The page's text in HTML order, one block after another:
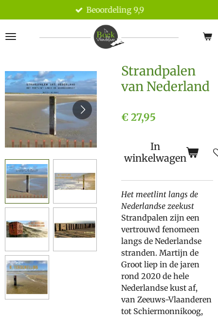
direct
naar
Beoordeling 9,9
Strandpalen
van Nederland
€ 27,95
In
winkelwagen
Het meetlint langs de
Nederlandse zeekust
Strandpalen zijn een
vertrouwd fenomeen
langs de Nederlandse
stranden. Martijn de
Groot liep in de jaren
rond 2020 de hele
Nederlandse kust af,
van Zeeuws-Vlaanderen
tot Schiermonnikoog,